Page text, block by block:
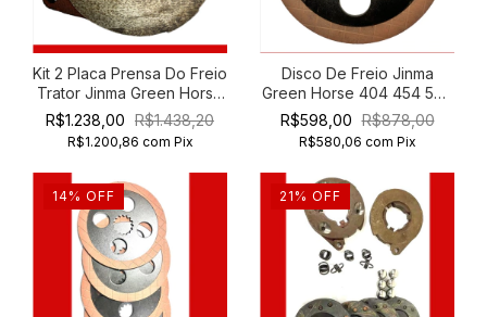
Kit 2 Placa Prensa Do Freio
Trator Jinma Green Horse
354
R$1.238,00 R$1.438,20
R$1.200,86 com Pix
Disco De Freio Jinma
Green Horse 404 454 504
554 604
R$598,00 R$878,00
R$580,06 com Pix
14% OFF 21 % OFF